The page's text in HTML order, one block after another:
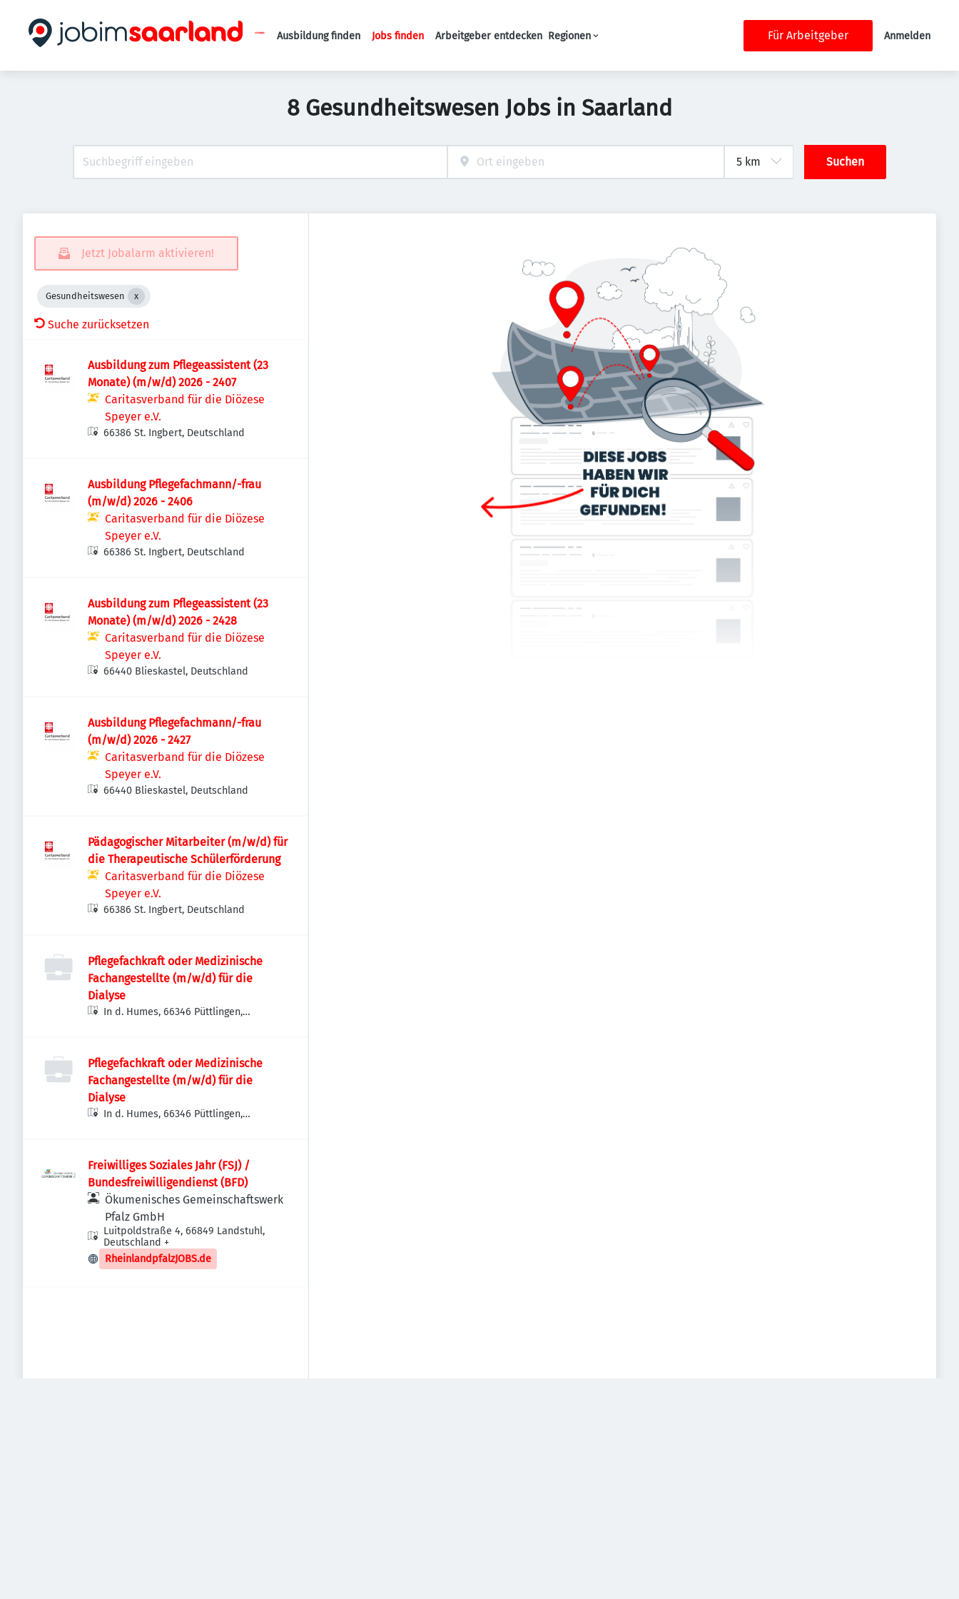
Haupt-Navigation
Ausbildung finden Jobs finden Arbeitgeber entdecken Regionen Für Arbeitgeber Anmelden
8 Gesundheitswesen Jobs in Saarland
Suchen
Jetzt Jobalarm aktivieren!
Gesundheitswesen
Suche zurücksetzen
Ausbildung zum Pflegeassistent (23
Monate) (m/w/d) 2026 - 2407
Caritasverband für die Diözese
Speyer e.V.
66386 St. Ingbert, Deutschland
Ausbildung Pflegefachmann/-frau
(m/w/d) 2026 - 2406
Caritasverband für die Diözese
Speyer e.V.
66386 St. Ingbert, Deutschland
Ausbildung zum Pflegeassistent (23
Monate) (m/w/d) 2026 - 2428
Caritasverband für die Diözese
Speyer e.V.
66440 Blieskastel, Deutschland
Ausbildung Pflegefachmann/-frau
(m/w/d) 2026 - 2427
Caritasverband für die Diözese
Speyer e.V.
66440 Blieskastel, Deutschland
Pädagogischer Mitarbeiter (m/w/d) für
die Therapeutische Schülerförderung
Caritasverband für die Diözese
Speyer e.V.
66386 St. Ingbert, Deutschland
Pflegefachkraft oder Medizinische
Fachangestellte (m/w/d) für die
Dialyse
In d. Humes, 66346 Püttlingen,
Pflegefachkraft oder Medizinische
Fachangestellte (m/w/d) für die
Dialyse
In d. Humes, 66346 Püttlingen,
Freiwilliges Soziales Jahr (FSJ) /
Bundesfreiwilligendienst (BFD)
Ökumenisches Gemeinschaftswerk
Pfalz GmbH
Luitpoldstraße 4, 66849 Landstuhl,
Deutschland +
RheinlandpfalzJOBS.de